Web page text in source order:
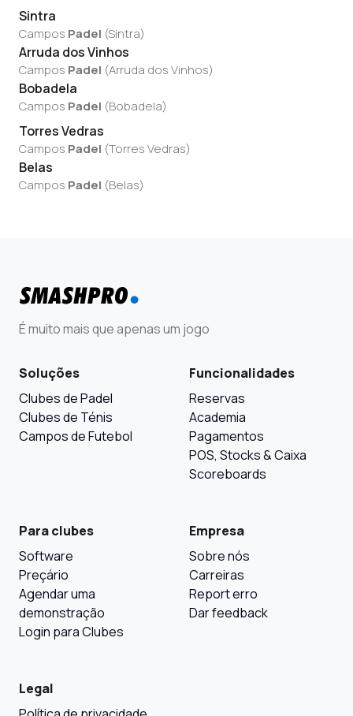
Sintra
Campos Padel (Sintra)
Arruda dos Vinhos
Campos Padel (Arruda dos Vinhos)
Bobadela
Campos Padel (Bobadela)
Torres Vedras
Campos Padel (Torres Vedras)
Belas
Campos Padel (Belas)
É muito mais que apenas um jogo
Soluções
Clubes de Padel
Clubes de Ténis
Campos de Futebol
Funcionalidades
Reservas
Academia
Pagamentos
POS, Stocks & Caixa
Scoreboards
Para clubes
Software
Preçário
Agendar uma
demonstração
Login para Clubes
Empresa
Sobre nós
Carreiras
Report erro
Dar feedback
Legal